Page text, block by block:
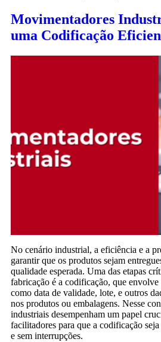
Movimentadores
uma Codificação
No cenário industrial, a eficiência e a
garantir que os produtos sejam
qualidade esperada. Uma das etapas
fabricação é a codificação, que
como data de validade, lote, e outros
nos produtos ou embalagens. Nesse
industriais desempenham um papel
facilitadores para que a codificação
e sem interrupções.